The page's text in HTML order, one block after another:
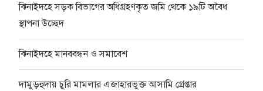
ঝিনাইদহে সড়ক বিভাগের অধিগ্রহণকৃত জমি থেকে ১৯টি অবৈধ
স্থাপনা উচ্ছেদ
ঝিনাইদহে মানববন্ধন ও সমাবেশ
দামুড়হুদায় চুরি মামলার এজাহারভুক্ত আসামি গ্রেপ্তার